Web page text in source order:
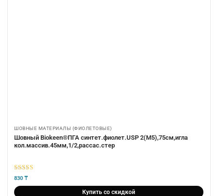
ШОВНЫЕ МАТЕРИАЛЫ (ФИОЛЕТОВЫЕ)
Шовный Biokeen®ПГА синтет.фиолет.USP 2(М5),75см,игла
кол.массив.45мм,1/2,рассас.стер
5из 5
830 ₸
Купить со скидкой